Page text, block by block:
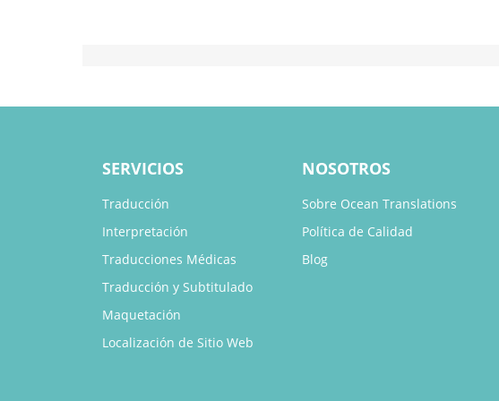
SERVICIOS
Traducción
Interpretación
Traducciones Médicas
Traducción y Subtitulado
Maquetación
Localización de Sitio Web
NOSOTROS
Sobre Ocean Translations
Política de Calidad
Blog